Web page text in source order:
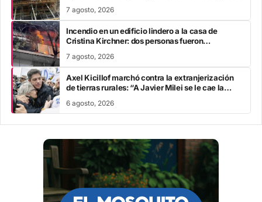
7 agosto, 2026
Incendio en un edificio lindero a la casa de
Cristina Kirchner: dos personas fueron
7 agosto, 2026
Axel Kicillof marchó contra la extranjerización
de tierras rurales: “A Javier Milei se le cae la
6 agosto, 2026